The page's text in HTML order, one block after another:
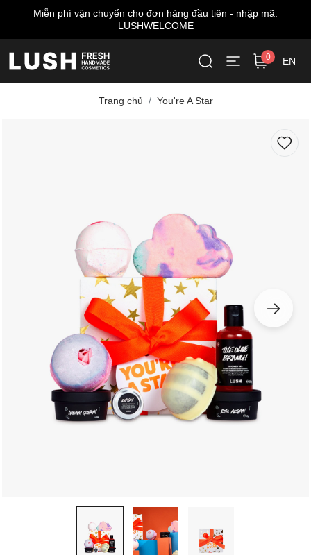
Miễn phí vận chuyển cho đơn hàng đầu tiên - nhập mã:
LUSHWELCOME
0 EN
Trang chủ You're A Star